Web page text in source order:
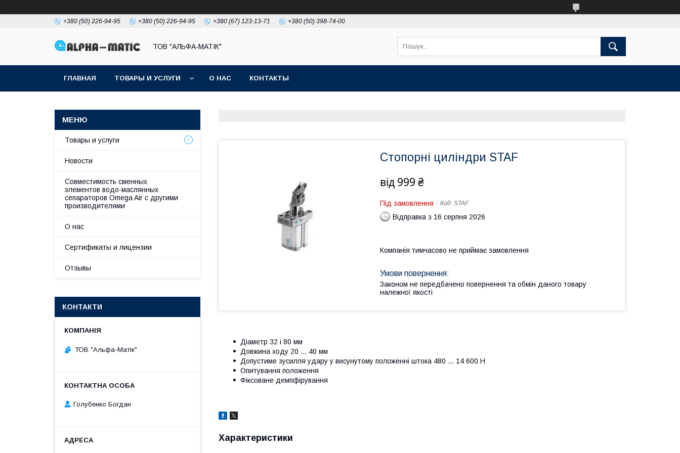
+380 (50) 226-94-95 +380 (50) 226-94-95 +380 (67) 123-13-71 +380 (50) 398-74-00
ТОВ "АЛЬФА-МАТІК"
ГЛАВНАЯ ТОВАРЫ И УСЛУГИ О НАС КОНТАКТЫ
Стопорні циліндри STAF
від 999 ₴
Під замовлення Код: STAF
Відправка з 16 серпня 2026
Компанія тимчасово не приймає замовлення
Законом не передбачено повернення та обмін даного товару
належної якості
Діаметр 32 і 80 мм
Довжина ходу 20 ... 40 мм
Допустиме зусилля удару у висунутому положенні штока 480 ... 14 600 Н
Опитування положення
Фіксоване демпфірування
Характеристики
Товары и услуги
Новости
Совместимость сменных
элементов водо-маслянных
сепараторов Omega Air с другими
производителями
О нас
Сертификаты и лицензии
Отзывы
КОНТАКТИ
ТОВ "Альфа-Матік"
Голубенко Богдан